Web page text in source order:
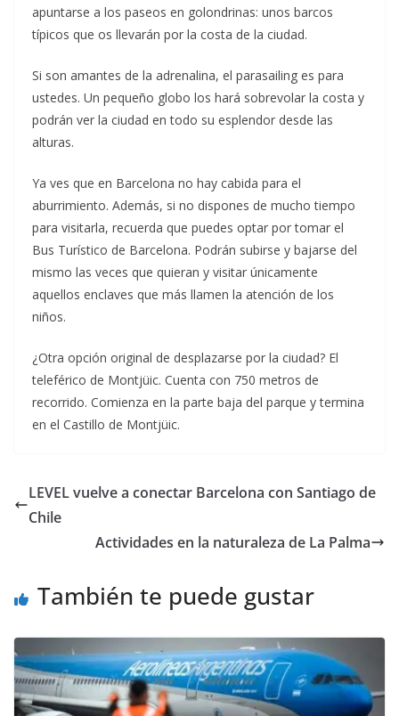
apuntarse a los paseos en golondrinas: unos barcos
típicos que os llevarán por la costa de la ciudad.
Si son amantes de la adrenalina, el parasailing es para
ustedes. Un pequeño globo los hará sobrevolar la costa y
podrán ver la ciudad en todo su esplendor desde las
alturas.
Ya ves que en Barcelona no hay cabida para el
aburrimiento. Además, si no dispones de mucho tiempo
para visitarla, recuerda que puedes optar por tomar el
Bus Turístico de Barcelona. Podrán subirse y bajarse del
mismo las veces que quieran y visitar únicamente
aquellos enclaves que más llamen la atención de los
niños.
¿Otra opción original de desplazarse por la ciudad? El
teleférico de Montjüic. Cuenta con 750 metros de
recorrido. Comienza en la parte baja del parque y termina
en el Castillo de Montjüic.
LEVEL vuelve a conectar Barcelona con Santiago de
Chile
Actividades en la naturaleza de La Palma
También te puede gustar